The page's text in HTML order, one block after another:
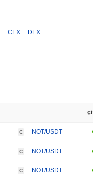
CEX DEX
çift
C NOT/USDT
C NOT/USDT
C NOT/USDT